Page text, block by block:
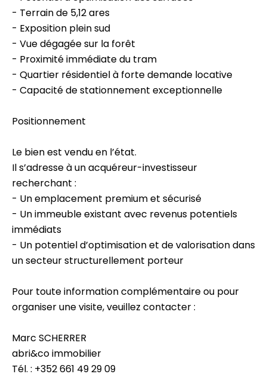
- Terrain de 5,12 ares
- Exposition plein sud
- Vue dégagée sur la forêt
- Proximité immédiate du tram
- Quartier résidentiel à forte demande locative
- Capacité de stationnement exceptionnelle
Positionnement
Le bien est vendu en l’état.
Il s’adresse à un acquéreur-investisseur
recherchant :
- Un emplacement premium et sécurisé
- Un immeuble existant avec revenus potentiels
immédiats
- Un potentiel d’optimisation et de valorisation dans
un secteur structurellement porteur
Pour toute information complémentaire ou pour
organiser une visite, veuillez contacter :
Marc SCHERRER
abri&co immobilier
Tél. : +352 661 49 29 09